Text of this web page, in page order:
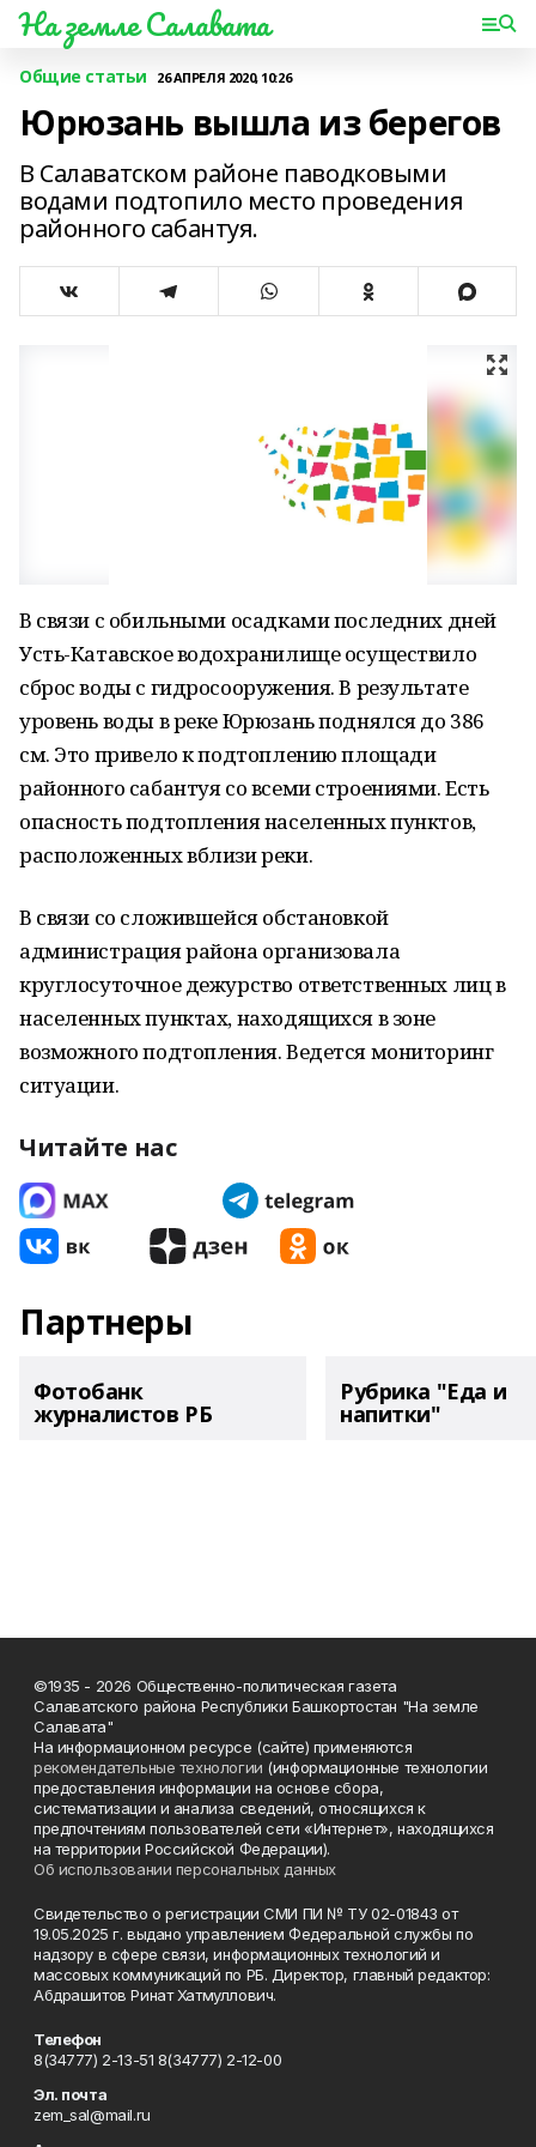
На земле Салавата
Общие статьи 26 АПРЕЛЯ 2020, 10:26
Юрюзань вышла из берегов
В Салаватском районе паводковыми
водами подтопило место проведения
районного сабантуя.
В связи с обильными осадками последних дней
Усть-Катавское водохранилище осуществило
сброс воды с гидросооружения. В результате
уровень воды в реке Юрюзань поднялся до 386
см. Это привело к подтоплению площади
районного сабантуя со всеми строениями. Есть
опасность подтопления населенных пунктов,
расположенных вблизи реки.
В связи со сложившейся обстановкой
администрация района организовала
круглосуточное дежурство ответственных лиц в
населенных пунктах, находящихся в зоне
возможного подтопления. Ведется мониторинг
ситуации.
Читайте нас
Партнеры
Фотобанк
журналистов РБ
Рубрика "Еда и
напитки"
©1935 - 2026 Общественно-политическая газета
Салаватского района Республики Башкортостан "На земле
Салавата"
На информационном ресурсе (сайте) применяются
рекомендательные технологии (информационные технологии
предоставления информации на основе сбора,
систематизации и анализа сведений, относящихся к
предпочтениям пользователей сети «Интернет», находящихся
на территории Российской Федерации).
Об использовании персональных данных
Свидетельство о регистрации СМИ ПИ № ТУ 02-01843 от
19.05.2025 г. выдано управлением Федеральной службы по
надзору в сфере связи, информационных технологий и
массовых коммуникаций по РБ. Директор, главный редактор:
Абдрашитов Ринат Хатмуллович.
Телефон
8(34777) 2-13-51 8(34777) 2-12-00
Эл. почта
zem_sal@mail.ru